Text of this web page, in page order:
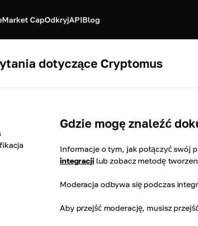
Market CapOdkryjAPIBlog
dotyczące Cryptomus
Gdzie mogę znaleźć
Informacje o tym, jak połączyć swój
integracji lub zobacz metodę
Moderacja odbywa się podczas
Aby przejść moderację, musisz